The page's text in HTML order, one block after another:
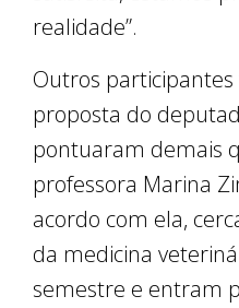
realidade”.
Outros
proposta do
pontuaram demais
professora Marina
acordo com ela,
da medicina
semestre e entram